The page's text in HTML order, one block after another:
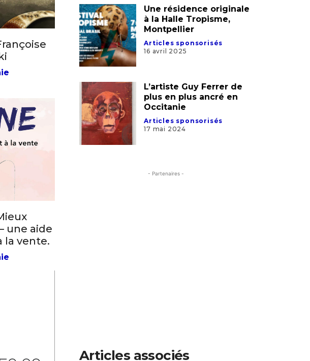
une aide
la vente.
Une résidence originale
à la Halle Tropisme,
Montpellier
Articles sponsorisés
16 avril 2025
L’artiste Guy Ferrer de
plus en plus ancré en
Occitanie
Articles sponsorisés
17 mai 2024
- Partenaires -
Articles associés